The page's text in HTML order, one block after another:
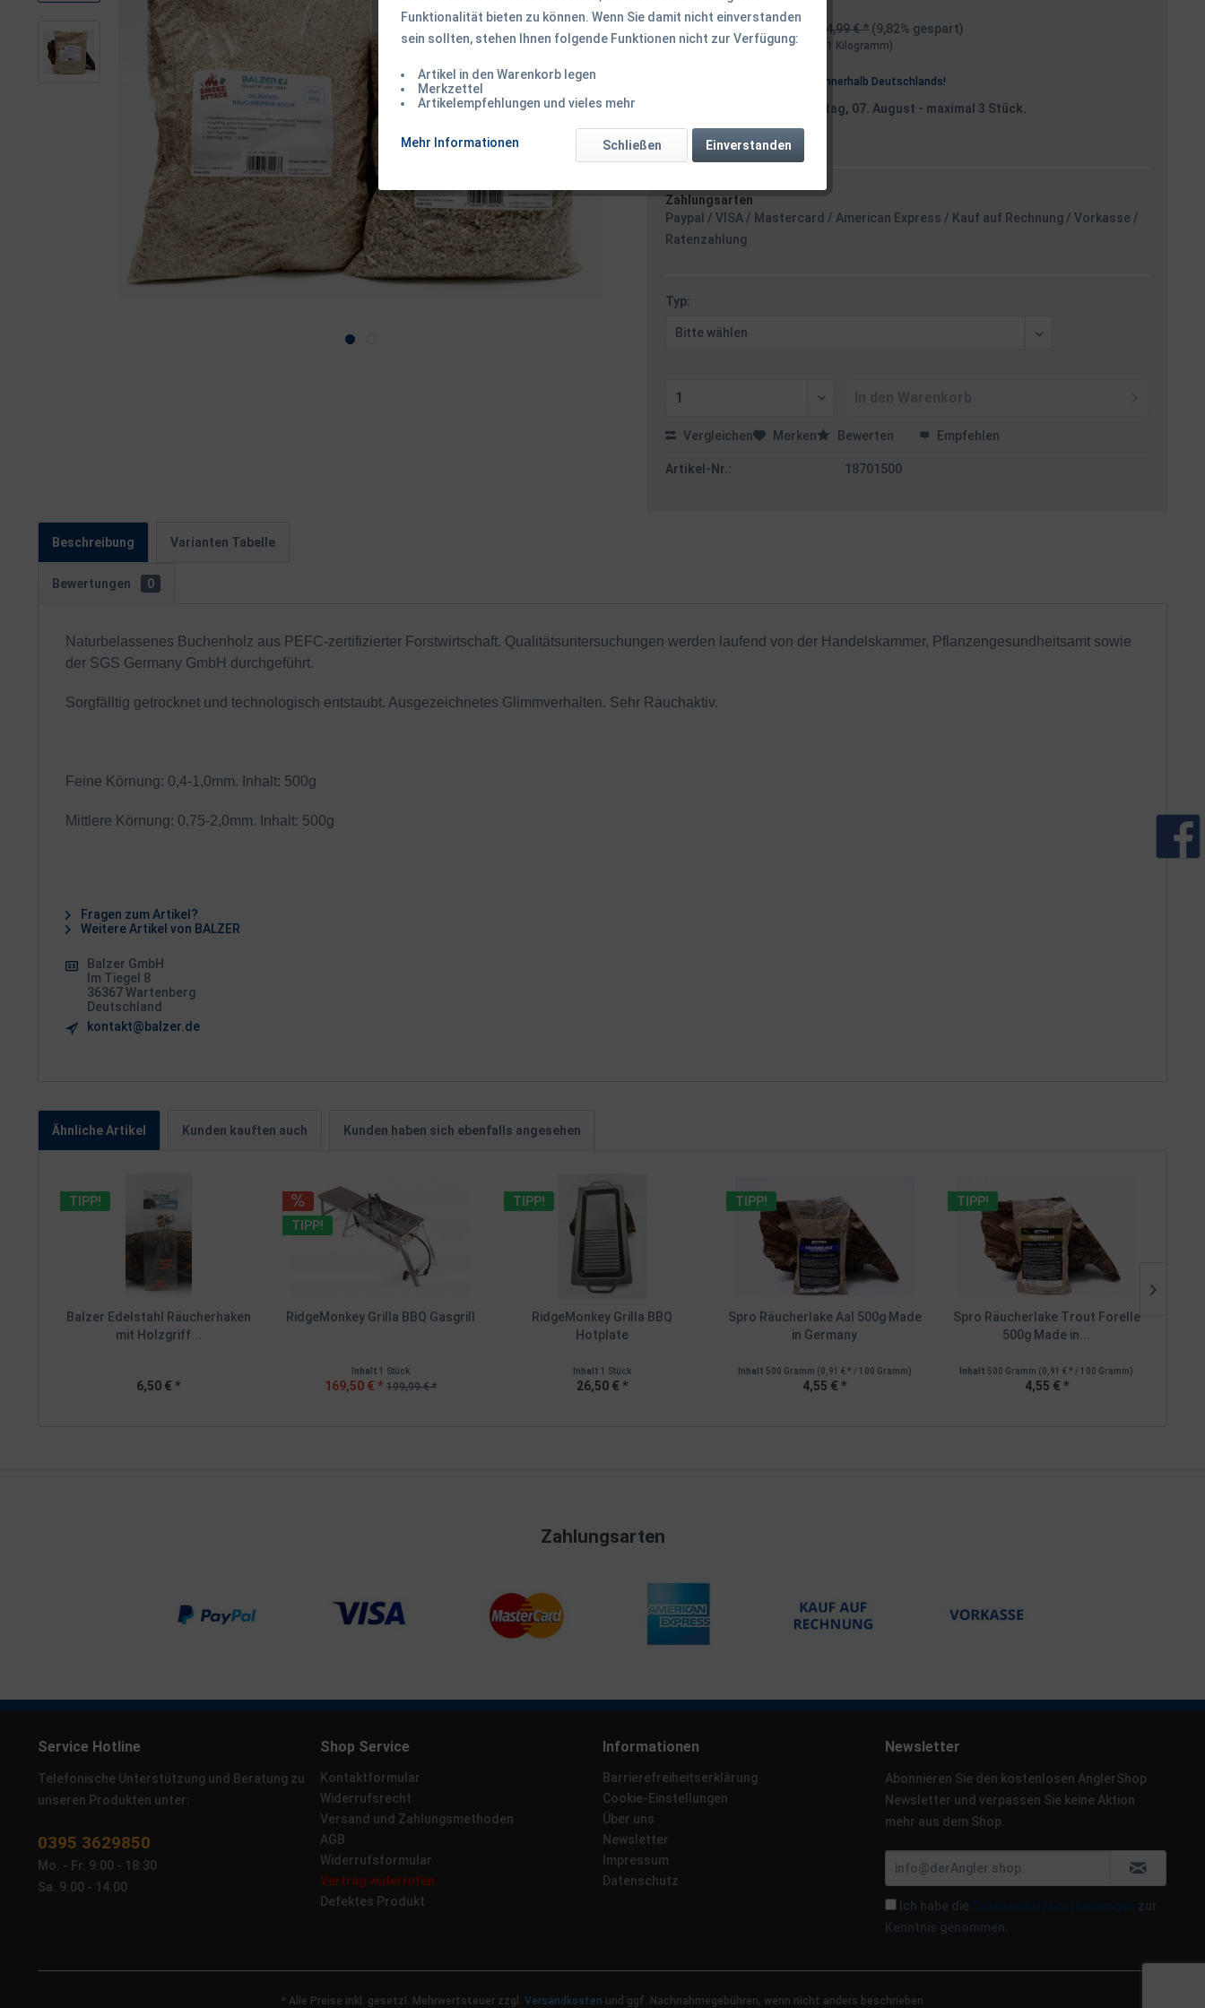
ab 4,50 € * 4,99 € * (9,82% gespart)
Inhalt:0.5 Kilogramm (9,00 € * / 1 Kilogramm)
innerhalb Deutschlands!
Versand am Freitag, 07. August - maximal 3 Stück.
Zahlungsarten
Paypal / VISA / Mastercard / American Express / Kauf auf Rechnung / Vorkasse /
Ratenzahlung
Typ:
Vergleichen Merken Bewerten Empfehlen
Artikel-Nr.: 18701500
Beschreibung Varianten Tabelle
Bewertungen 0
Naturbelassenes Buchenholz aus PEFC-zertifizierter Forstwirtschaft. Qualitätsuntersuchungen werden laufend von der Handelskammer, Pflanzengesundheitsamt sowie
der SGS Germany GmbH durchgeführt.
Sorgfälltig getrocknet und technologisch entstaubt. Ausgezeichnetes Glimmverhalten. Sehr Rauchaktiv.
Feine Körnung: 0,4-1,0mm. Inhalt: 500g
Mittlere Körnung: 0,75-2,0mm. Inhalt: 500g
Fragen zum Artikel?
Weitere Artikel von BALZER
Balzer GmbH
Im Tiegel 8
36367 Wartenberg
Deutschland
kontakt@balzer.de
Ähnliche Artikel Kunden kauften auch Kunden haben sich ebenfalls angesehen
TIPP!
Balzer Edelstahl Räucherhaken
mit Holzgriff...
6,50 € *
TIPP!
RidgeMonkey Grilla BBQ Gasgrill
Inhalt 1 Stück
169,50 € * 199,99 € *
TIPP!
RidgeMonkey Grilla BBQ
Hotplate
Inhalt1 Stück
26,50 € *
TIPP!
Spro Räucherlake Aal 500g Made
in Germany
Inhalt 500 Gramm (0,91 € * / 100 Gramm)
4,55 € *
TIPP!
Spro Räucherlake Trout Forelle
500g Made in...
Inhalt 500 Gramm (0,91 € * / 100 Gramm)
4,55 € *
Zahlungsarten
Service Hotline
Telefonische Unterstützung und Beratung zu
unseren Produkten unter:
0395 3629850
Mo. - Fr. 9:00 - 18:30
Sa. 9:00 - 14:00
Shop Service
Kontaktformular
Widerrufsrecht
Versand und Zahlungsmethoden
AGB
Widerrufsformular
Vertrag widerrufen
Defektes Produkt
Informationen
Barrierefreiheitserklärung
Cookie-Einstellungen
Über uns
Newsletter
Impressum
Datenschutz
Newsletter
Abonnieren Sie den kostenlosen AnglerShop
Newsletter und verpassen Sie keine Aktion
mehr aus dem Shop.
Ich habe die Datenschutzbestimmungen zur
Kenntnis genommen.
* Alle Preise inkl. gesetzl. Mehrwertsteuer zzgl. Versandkosten und ggf. Nachnahmegebühren, wenn nicht anders beschrieben
Funktionalität bieten zu können. Wenn Sie damit nicht einverstanden
sein sollten, stehen Ihnen folgende Funktionen nicht zur Verfügung:
Artikel in den Warenkorb legen
Merkzettel
Artikelempfehlungen und vieles mehr
Mehr Informationen Einverstanden
Schließen